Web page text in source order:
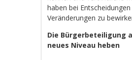
haben bei Entscheidungen
Veränderungen zu
Die Bürgerbeteiligung
neues Niveau heben